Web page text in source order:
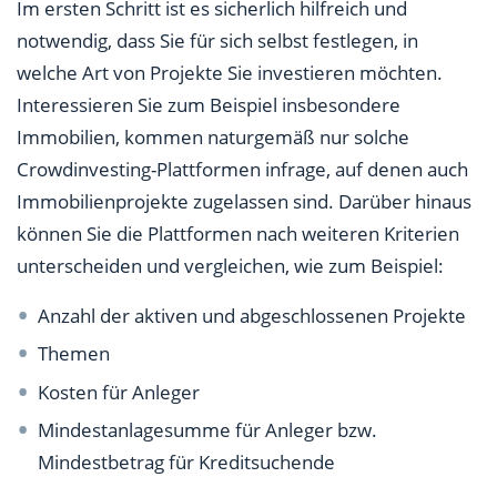
Im ersten Schritt ist es sicherlich hilfreich und
notwendig, dass Sie für sich selbst festlegen, in
welche Art von Projekte Sie investieren möchten.
Interessieren Sie zum Beispiel insbesondere
Immobilien, kommen naturgemäß nur solche
Crowdinvesting-Plattformen infrage, auf denen auch
Immobilienprojekte zugelassen sind. Darüber hinaus
können Sie die Plattformen nach weiteren Kriterien
unterscheiden und vergleichen, wie zum Beispiel:
Anzahl der aktiven und abgeschlossenen Projekte
Themen
Kosten für Anleger
Mindestanlagesumme für Anleger bzw.
Mindestbetrag für Kreditsuchende